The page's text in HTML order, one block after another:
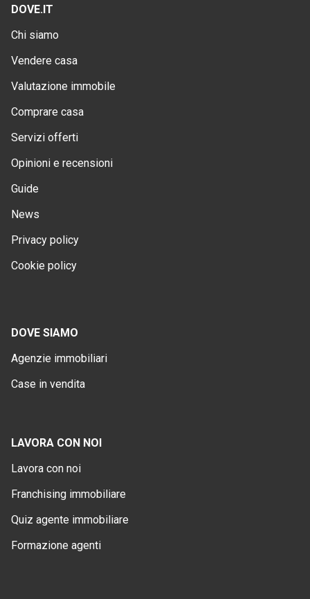
DOVE.IT
Chi siamo
Vendere casa
Valutazione immobile
Comprare casa
Servizi offerti
Opinioni e recensioni
Guide
News
Privacy policy
Cookie policy
DOVE SIAMO
Agenzie immobiliari
Case in vendita
LAVORA CON NOI
Lavora con noi
Franchising immobiliare
Quiz agente immobiliare
Formazione agenti